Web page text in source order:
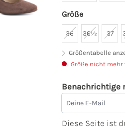
Größe
36 36½ 37
Größentabelle
Größe nicht mehr
Benachrichtige
Deine E-Mail
Diese Seite ist